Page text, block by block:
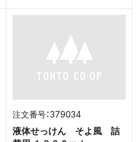
379034
液体せっけん そよ風 詰